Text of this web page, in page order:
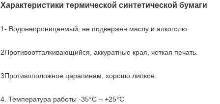
Характеристики термической синтетической бумаги
1- Водонепроницаемый, не подвержен маслу и алкоголю.
2Противоотталкивающийся, аккуратные края, четкая печать.
3Противоположное царапинам, хорошо липкое.
4. Температура работы -35°C ~ +25°C